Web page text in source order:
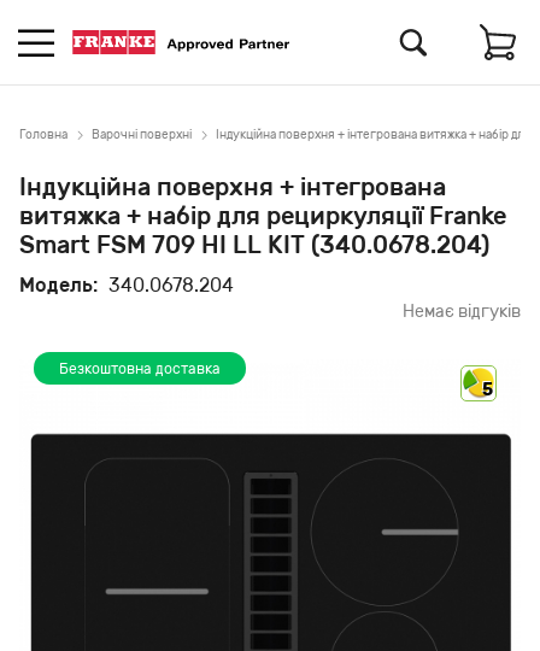
Головна Варочні поверхні Індукційна поверхня + інтегрована витяжка + набір
Індукційна поверхня + інтегрована
витяжка + набір для рециркуляції Franke
Smart FSM 709 HI LL KIT (340.0678.204)
Модель: 340.0678.204
Немає відгуків
Безкоштовна доставка
5